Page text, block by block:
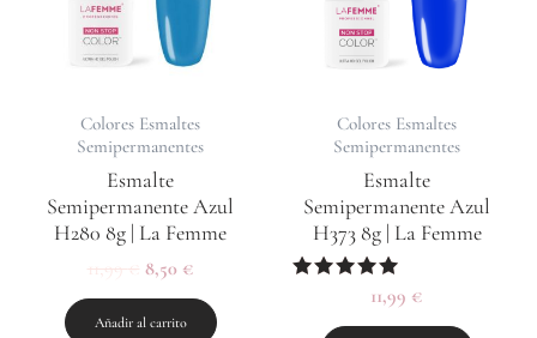
Colores Esmaltes
Semipermanentes
Esmalte
Semipermanente Azul
H280 8g | La Femme
11,99€ 8,50 €
Añadir al carrito
Colores Esmaltes
Semipermanentes
Esmalte
Semipermanente Azul
H373 8g | La Femme
Valorado
5.00
11,99 €